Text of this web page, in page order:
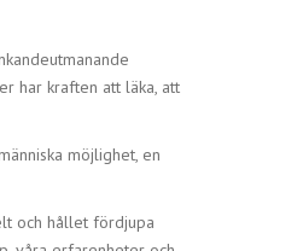
har kraften att läka, att
möjlighet, en
och hållet fördjupa